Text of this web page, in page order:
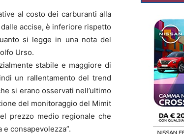
al costo dei carburanti alla
accise, è inferiore rispetto
si legge in una nota del
Urso.
stabile e maggiore di
un rallentamento del trend
si erano osservati nell’ultimo
del monitoraggio del Mimit
prezzo medio regionale che
consapevolezza”.